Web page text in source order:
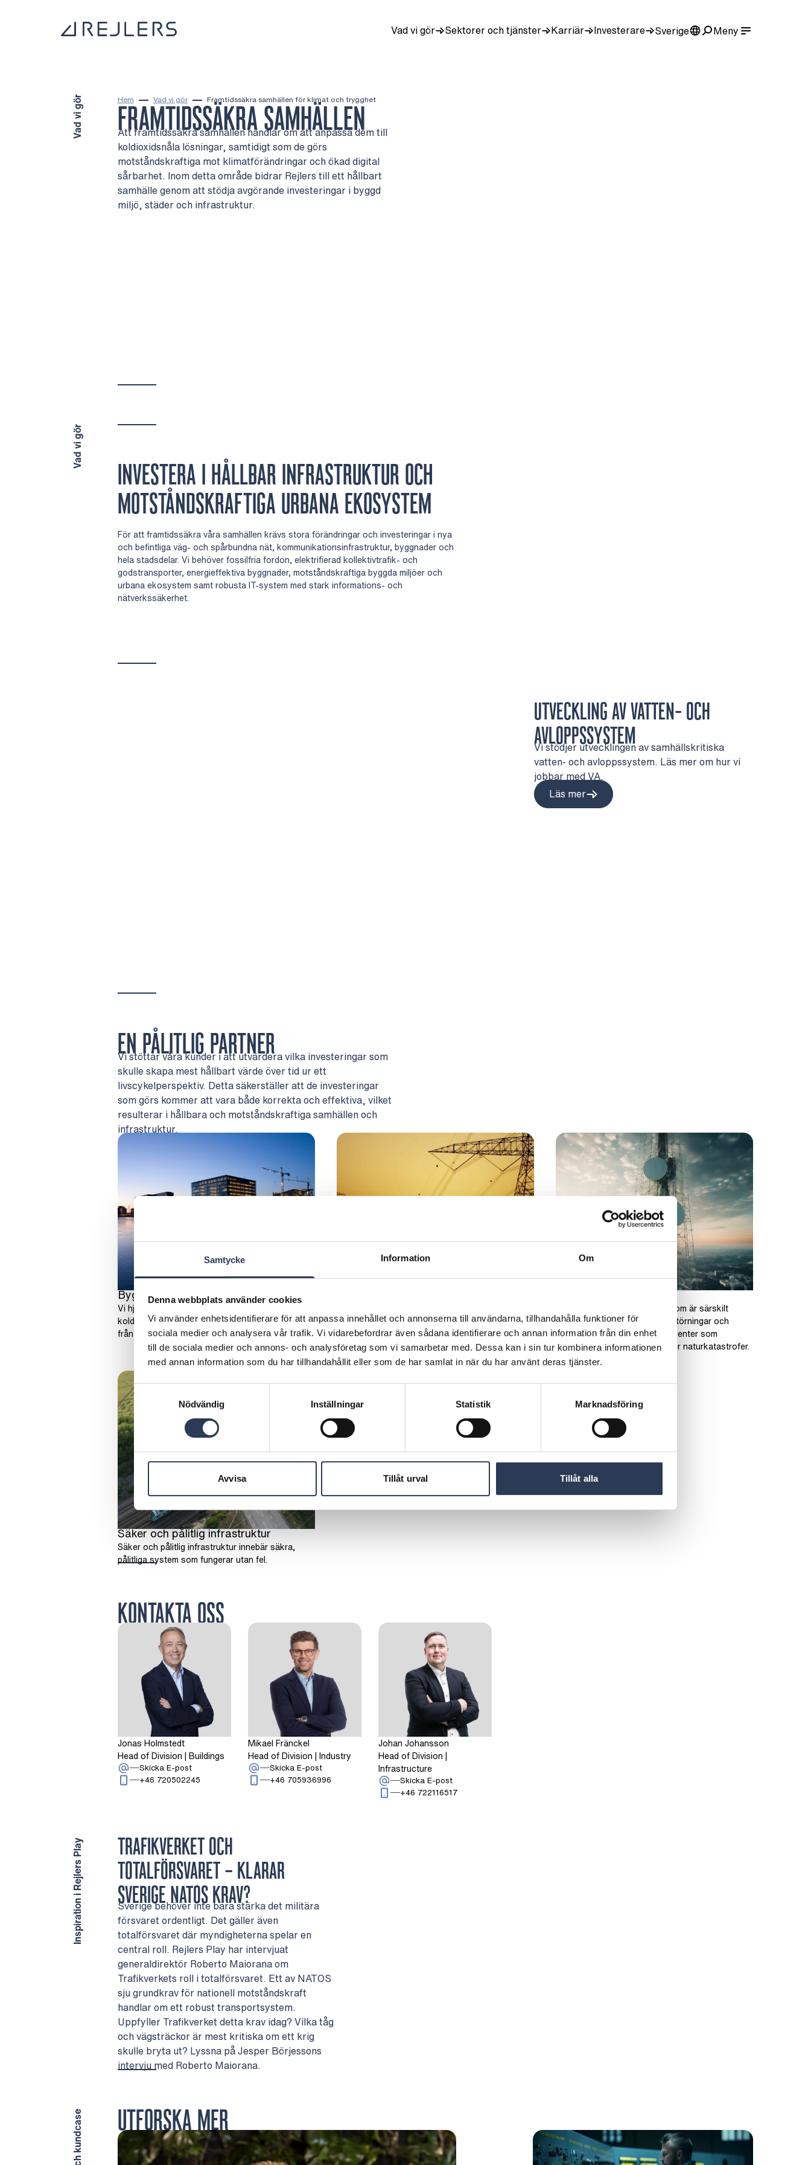
Samtycke Information Om
Denna webbplats använder cookies
Vi använder enhetsidentifierare för att anpassa innehållet och annonserna till användarna, tillhandahålla funktioner för
sociala medier och analysera vår trafik. Vi vidarebefordrar även sådana identifierare och annan information från din enhet
till de sociala medier och annons- och analysföretag som vi samarbetar med. Dessa kan i sin tur kombinera informationen
med annan information som du har tillhandahållit eller som de har samlat in när du har använt deras tjänster.
Samtyckesval
Nödvändig
Inställningar Statistik Marknadsföring
Avvisa Tillåt urval Tillåt alla
Vad vi gör Sektorer och tjänster Karriär Investerare Sverige Meny
Hem Vad vi gör Framtidssäkra samhällen för klimat och trygghet
FRAMTIDSSÄKRA SAMHÄLLEN
Vad vi gör
Att framtidssäkra samhällen handlar om att anpassa dem till
koldioxidsnåla lösningar, samtidigt som de görs
motståndskraftiga mot klimatförändringar och ökad digital
sårbarhet. Inom detta område bidrar Rejlers till ett hållbart
samhälle genom att stödja avgörande investeringar i byggd
miljö, städer och infrastruktur.
Vad vi gör
INVESTERA I HÅLLBAR INFRASTRUKTUR OCH
MOTSTÅNDSKRAFTIGA URBANA EKOSYSTEM
För att framtidssäkra våra samhällen krävs stora förändringar och investeringar i nya
och befintliga väg- och spårbundna nät, kommunikationsinfrastruktur, byggnader och
hela stadsdelar. Vi behöver fossilfria fordon, elektrifierad kollektivtrafik- och
godstransporter, energieffektiva byggnader, motståndskraftiga byggda miljöer och
urbana ekosystem samt robusta IT-system med stark informations- och
nätverkssäkerhet.
UTVECKLING AV VATTEN- OCH
AVLOPPSSYSTEM
Vi stödjer utvecklingen av samhällskritiska
vatten- och avloppssystem. Läs mer om hur vi
jobbar med VA.
Läs mer
EN PÅLITLIG PARTNER
Vi stöttar våra kunder i att utvärdera vilka investeringar som
skulle skapa mest hållbart värde över tid ur ett
livscykelperspektiv. Detta säkerställer att de investeringar
som görs kommer att vara både korrekta och effektiva, vilket
resulterar i hållbara och motståndskraftiga samhällen och
infrastruktur.
Byggnadens livscykel
Vi hjälper våra kunder att uppfylla sina mål för
koldioxidavtryck under hela byggnadens livscykel,
från design till rivning.
elektrifiering.
Resilienta nätverk är system som är särskilt
konstruerade för att uthärda störningar och
snabbt återhämta sig från incidenter som
tekniska fel, cyberattacker eller naturkatastrofer.
Säker och pålitlig infrastruktur
Säker och pålitlig infrastruktur innebär säkra,
pålitliga system som fungerar utan fel.
KONTAKTA OSS
Jonas Holmstedt
Head of Division | Buildings
Skicka E-post: Jonas Holmstedt
+46 720502245Ring: + 4 6 7 2 0 5 0 2 2 4 5
Mikael Fränckel
Head of Division | Industry
Skicka E-post: Mikael Fränckel
+46 705936996Ring: + 4 6 7 0 5 9 3 6 9 9 6
Johan Johansson
Head of Division |
Infrastructure
Skicka E-post: Johan Johansson
+46 722116517
TRAFIKVERKET OCH
TOTALFÖRSVARET – KLARAR
SVERIGE NATOS KRAV?
Inspiration i Rejlers Play
Sverige behöver inte bara stärka det militära
försvaret ordentligt. Det gäller även
totalförsvaret där myndigheterna spelar en
central roll. Rejlers Play har intervjuat
generaldirektör Roberto Maiorana om
Trafikverkets roll i totalförsvaret. Ett av NATOS
sju grundkrav för nationell motståndskraft
handlar om ett robust transportsystem.
Uppfyller Trafikverket detta krav idag? Vilka tåg
och vägsträckor är mest kritiska om ett krig
skulle bryta ut? Lyssna på Jesper Börjessons
intervju med Roberto Maiorana.
UTFORSKA MER